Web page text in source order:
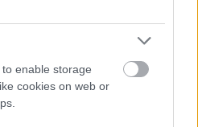
enable storage
cookies on web or